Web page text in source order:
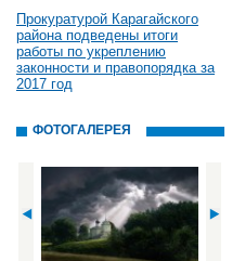
Прокуратурой Карагайского
района подведены итоги
работы по укреплению
законности и правопорядка за
2017 год
ФОТОГАЛЕРЕЯ